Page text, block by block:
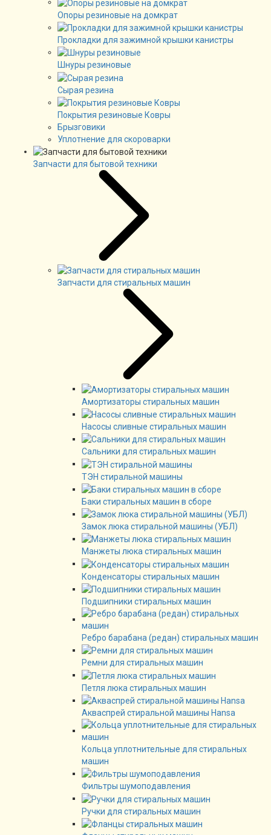
Опоры резиновые на домкрат
Прокладки для зажимной крышки канистры
Шнуры резиновые
Сырая резина
Покрытия резиновые Ковры
Брызговики
Уплотнение для скороварки
Запчасти для бытовой техники
Запчасти для стиральных машин
Амортизаторы стиральных машин
Насосы сливные стиральных машин
Сальники для стиральных машин
ТЭН стиральной машины
Баки стиральных машин в сборе
Замок люка стиральной машины (УБЛ)
Манжеты люка стиральных машин
Конденсаторы стиральных машин
Подшипники стиральных машин
Ребро барабана (редан) стиральных машин
Ремни для стиральных машин
Петля люка стиральных машин
Акваспрей стиральной машины Hansa
Кольца уплотнительные для стиральных
машин
Фильтры шумоподавления
Ручки для стиральных машин